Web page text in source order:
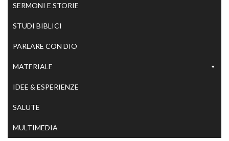
SERMONI E STORIE
STUDI BIBLICI
PARLARE CON DIO
MATERIALE
IDEE & ESPERIENZE
SALUTE
MULTIMEDIA